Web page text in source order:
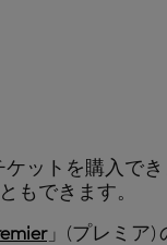
ットを購入で
もできます。
」(プレミア)